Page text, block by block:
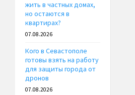
жить в частных домах,
но остаются в
квартирах?
07.08.2026
Кого в Севастополе
готовы взять на работу
для защиты города от
дронов
07.08.2026